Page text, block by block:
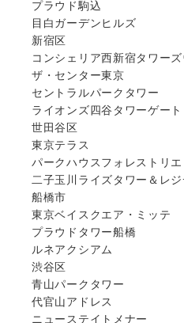
プラウド駒込
目白ガーデンヒルズ
新宿区
コンシェリア西新宿タワーズ
ザ・センター東京
セントラルパークタワー
ライオンズ四谷タワーゲート
世田谷区
東京テラス
パークハウスフォレストリエ
二子玉川ライズタワー＆レ
船橋市
東京ベイスクエア・ミッテ
プラウドタワー船橋
ルネアクシアム
渋谷区
青山パークタワー
代官山アドレス
ニューステイトメナー